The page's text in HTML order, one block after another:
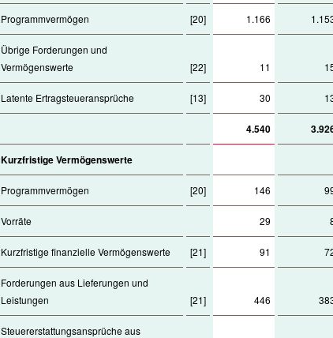
Programmvermögen [20] 1.166
Übrige Forderungen und
Vermögenswerte
[22] 11
Latente Ertragsteueransprüche [13] 30
4.540
Kurzfristige Vermögenswerte
Programmvermögen [20] 146
Vorräte 29
Kurzfristige finanzielle Vermögenswerte [21] 91
Forderungen aus Lieferungen und
Leistungen
[21] 446
Steuererstattungsansprüche aus